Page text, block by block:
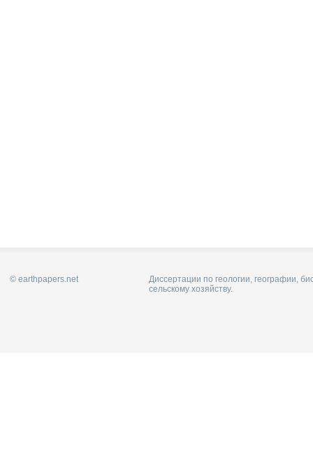
© earthpapers.net
Диссертации по геологии, географии,
сельскому хозяйству.